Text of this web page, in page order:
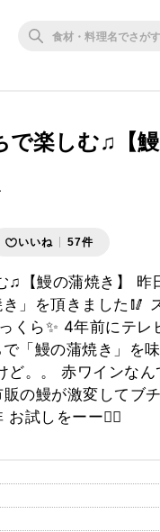
楽しむ♫【鰻
いいね 57件
♫【鰻の蒲焼き】 昨
」を頂きました🥢
くら✨ 4年前にテレ
「鰻の蒲焼き」を
ど。。 赤ワインなん
の鰻が激変してブ
試しをーー🙋‍♀️